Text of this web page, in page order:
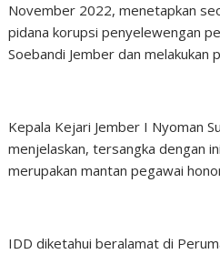
November 2022, menetapkan
pidana korupsi penyelewengan
Soebandi Jember dan melakukan
Kepala Kejari Jember I Nyoman
menjelaskan, tersangka dengan
merupakan mantan pegawai
IDD diketahui beralamat di